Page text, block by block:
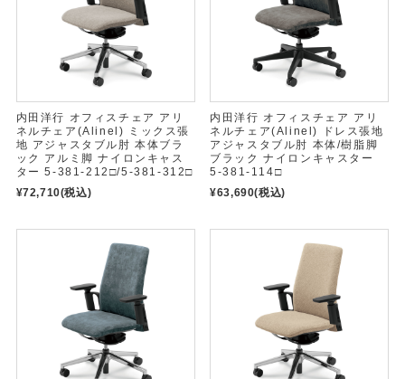
内田洋行 オフィスチェア アリ
ネルチェア(Alinel) ミックス張
地 アジャスタブル肘 本体ブラ
ック アルミ脚 ナイロンキャス
ター 5-381-212□/5-381-312□
¥72,710(税込)
内田洋行 オフィスチェア アリ
ネルチェア(Alinel) ドレス張地
アジャスタブル肘 本体/樹脂脚
ブラック ナイロンキャスター
5-381-114□
¥63,690(税込)